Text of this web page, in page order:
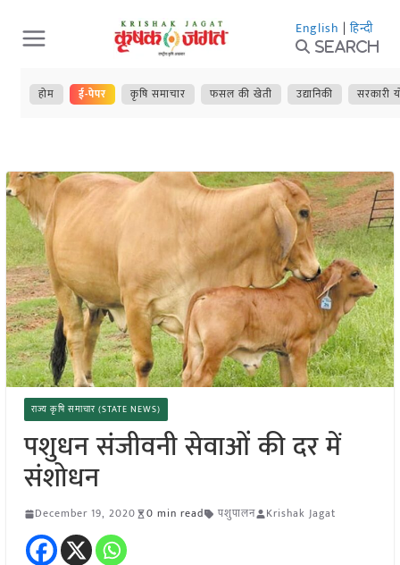
Skip
to
content
English | हिन्दी
Search
होम ई-पेपर कृषि समाचार फसल की खेती उद्यानिकी सरकारी
राज्य कृषि समाचार (STATE NEWS)
पशुधन संजीवनी सेवाओं की दर में
संशोधन
December 19, 2020 0 min read पशुपालन Krishak Jagat